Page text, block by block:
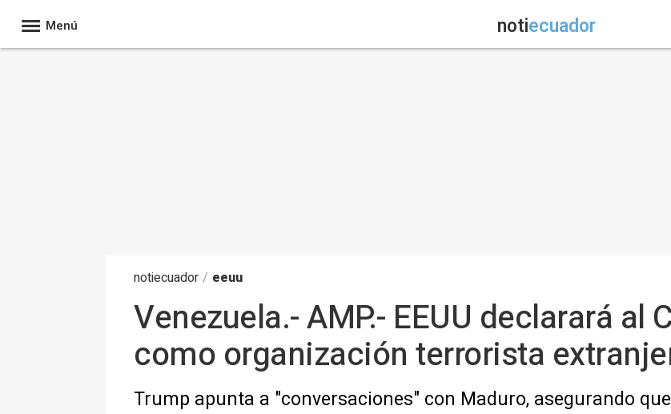
Menú notiecuador
notiecuador / eeuu
Venezuela.- AMP.- EEUU declarará al
como organización terrorista
Trump apunta a "conversaciones" con Maduro, asegurando